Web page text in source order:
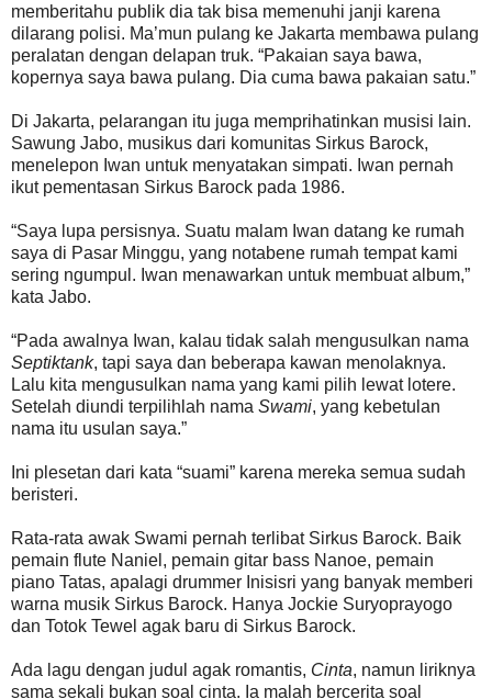
memberitahu publik dia tak bisa memenuhi janji karena
dilarang polisi. Ma’mun pulang ke Jakarta membawa pulang
peralatan dengan delapan truk. “Pakaian saya bawa,
kopernya saya bawa pulang. Dia cuma bawa pakaian satu.”
Di Jakarta, pelarangan itu juga memprihatinkan musisi lain.
Sawung Jabo, musikus dari komunitas Sirkus Barock,
menelepon Iwan untuk menyatakan simpati. Iwan pernah
ikut pementasan Sirkus Barock pada 1986.
“Saya lupa persisnya. Suatu malam Iwan datang ke rumah
saya di Pasar Minggu, yang notabene rumah tempat kami
sering ngumpul. Iwan menawarkan untuk membuat album,”
kata Jabo.
“Pada awalnya Iwan, kalau tidak salah mengusulkan nama
Septiktank, tapi saya dan beberapa kawan menolaknya.
Lalu kita mengusulkan nama yang kami pilih lewat lotere.
Setelah diundi terpilihlah nama Swami, yang kebetulan
nama itu usulan saya.”
Ini plesetan dari kata “suami” karena mereka semua sudah
beristeri.
Rata-rata awak Swami pernah terlibat Sirkus Barock. Baik
pemain flute Naniel, pemain gitar bass Nanoe, pemain
piano Tatas, apalagi drummer Inisisri yang banyak memberi
warna musik Sirkus Barock. Hanya Jockie Suryoprayogo
dan Totok Tewel agak baru di Sirkus Barock.
Ada lagu dengan judul agak romantis, Cinta, namun liriknya
sama sekali bukan soal cinta. Ia malah bercerita soal